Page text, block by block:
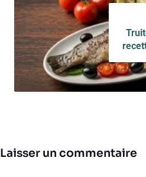
Laisser un commentaire